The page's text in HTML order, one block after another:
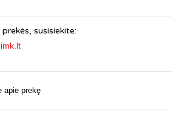
susisiekite:
apie prekę